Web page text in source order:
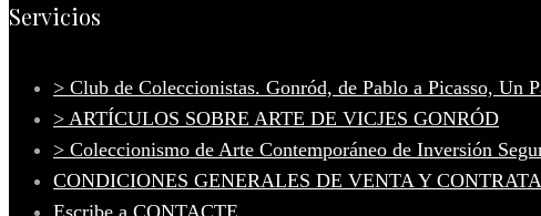
Servicios
> Club de Coleccionistas. Gonród, de Pablo a Picasso, Un
> ARTÍCULOS SOBRE ARTE DE VICJES GONRÓD
> Coleccionismo de Arte Contemporáneo de Inversión
CONDICIONES GENERALES DE VENTA Y
Escribe a CONTACTE